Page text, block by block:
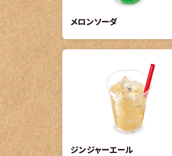
メロンソーダ
ジンジャーエール